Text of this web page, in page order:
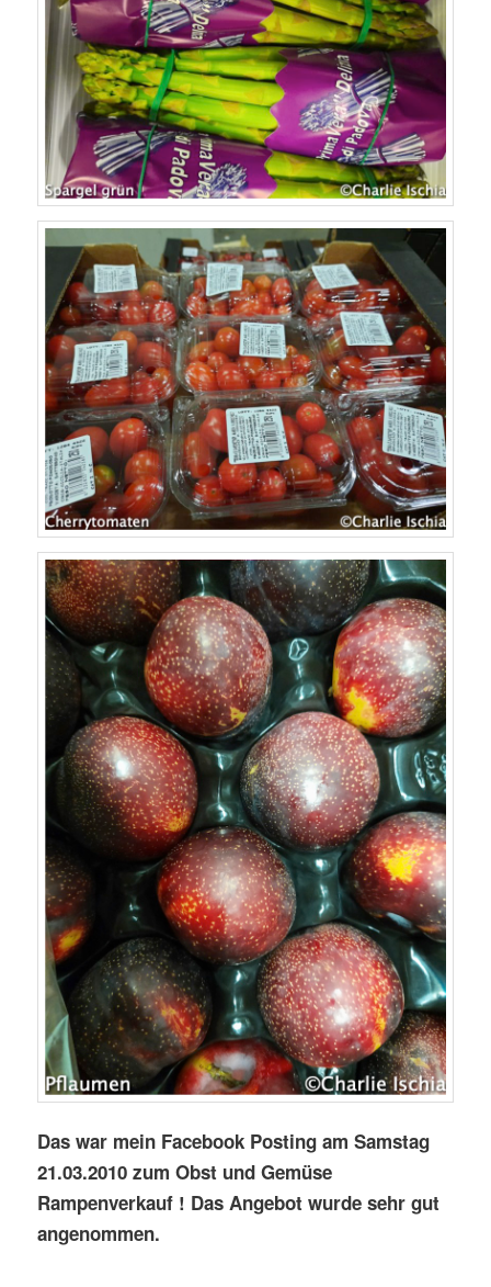
Das war mein Facebook Posting am Samstag
21.03.2010 zum Obst und Gemüse
Rampenverkauf ! Das Angebot wurde sehr gut
angenommen.